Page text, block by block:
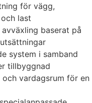
för vägg,
last
baserat på
system i samband
tillbyggnad
vardagsrum för en